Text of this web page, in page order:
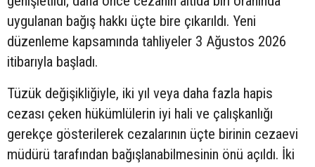
uygulanan bağış hakkı üçte bire çıkarıldı. Yeni
düzenleme kapsamında tahliyeler 3 Ağustos 2026
itibarıyla başladı.
Tüzük değişikliğiyle, iki yıl veya daha fazla hapis
cezası çeken hükümlülerin iyi hali ve çalışkanlığı
gerekçe gösterilerek cezalarının üçte birinin cezaevi
müdürü tarafından bağışlanabilmesinin önü açıldı. İki